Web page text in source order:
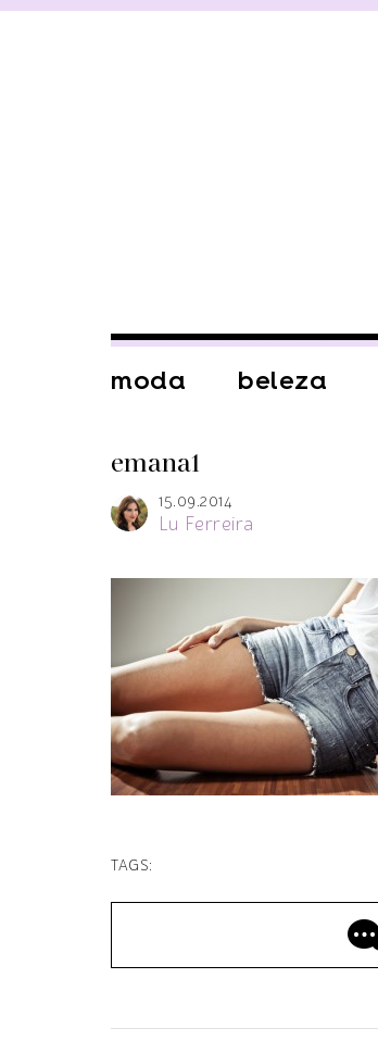
moda beleza
emana1
15.09.2014
Lu Ferreira
TAGS: